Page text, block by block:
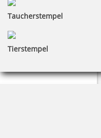
Taucherstempel
Tierstempel